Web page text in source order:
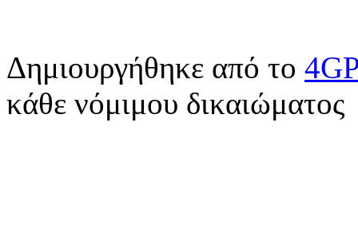
Δημιουργήθηκε από το
κάθε νόμιμου